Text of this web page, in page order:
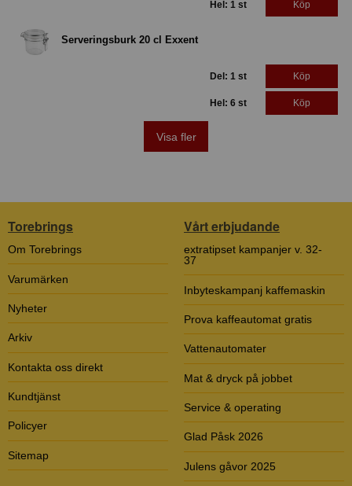
Hel: 1 st Köp
Serveringsburk 20 cl Exxent
Del: 1 st Köp
Hel: 6 st Köp
Visa fler
Torebrings
Om Torebrings
Varumärken
Nyheter
Arkiv
Kontakta oss direkt
Kundtjänst
Policyer
Sitemap
Vårt erbjudande
extratipset kampanjer v. 32-
37
Inbyteskampanj kaffemaskin
Prova kaffeautomat gratis
Vattenautomater
Mat & dryck på jobbet
Service & operating
Glad Påsk 2026
Julens gåvor 2025